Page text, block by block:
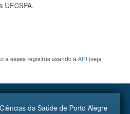
UFCSPA.
a esses registros usando a API (veja
da Saúde de Porto Alegre